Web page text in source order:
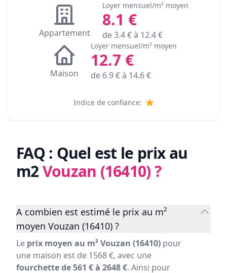
Appartement
Loyer mensuel/m² moyen
8.1 €
de3.4€ à 12.4€
Maison
Loyer mensuel/m² moyen
12.7 €
de 6.9€ à 14.6€
Indice de confiance:
FAQ : Quel est le prix au
m2Vouzan (16410)?
A combien est estimé le prix au m²
moyen Vouzan (16410) ?
Le prix moyen au m² Vouzan (16410) pour
une maison est de 1568 €, avec une
fourchette de 561 € à 2648 €. Ainsi pour